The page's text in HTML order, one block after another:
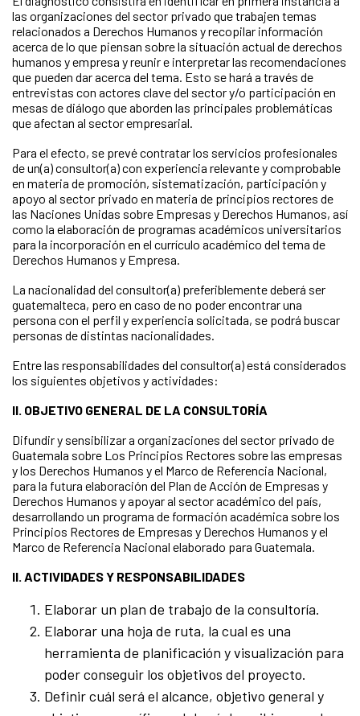
las organizaciones del sector privado que trabajen temas
relacionados a Derechos Humanos y recopilar información
acerca de lo que piensan sobre la situación actual de derechos
humanos y empresa y reunir e interpretar las recomendaciones
que pueden dar acerca del tema. Esto se hará a través de
entrevistas con actores clave del sector y/o participación en
mesas de diálogo que aborden las principales problemáticas
que afectan al sector empresarial.
Para el efecto, se prevé contratar los servicios profesionales
de un(a) consultor(a) con experiencia relevante y comprobable
en materia de promoción, sistematización, participación y
apoyo al sector privado en materia de principios rectores de
las Naciones Unidas sobre Empresas y Derechos Humanos, así
como la elaboración de programas académicos universitarios
para la incorporación en el currículo académico del tema de
Derechos Humanos y Empresa.
La nacionalidad del consultor(a) preferiblemente deberá ser
guatemalteca, pero en caso de no poder encontrar una
persona con el perfil y experiencia solicitada, se podrá buscar
personas de distintas nacionalidades.
Entre las responsabilidades del consultor(a) está considerados
los siguientes objetivos y actividades:
II. OBJETIVO GENERAL DE LA CONSULTORÍA
Difundir y sensibilizar a organizaciones del sector privado de
Guatemala sobre Los Principios Rectores sobre las empresas
y los Derechos Humanos y el Marco de Referencia Nacional,
para la futura elaboración del Plan de Acción de Empresas y
Derechos Humanos y apoyar al sector académico del país,
desarrollando un programa de formación académica sobre los
Principios Rectores de Empresas y Derechos Humanos y el
Marco de Referencia Nacional elaborado para Guatemala.
II. ACTIVIDADES Y RESPONSABILIDADES
Elaborar un plan de trabajo de la consultoría.
Elaborar una hoja de ruta, la cual es una
herramienta de planificación y visualización para
poder conseguir los objetivos del proyecto.
Definir cuál será el alcance, objetivo general y